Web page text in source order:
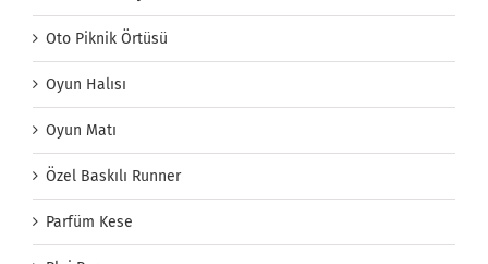
Oto Piknik Örtüsü
Oyun Halısı
Oyun Matı
Özel Baskılı Runner
Parfüm Kese